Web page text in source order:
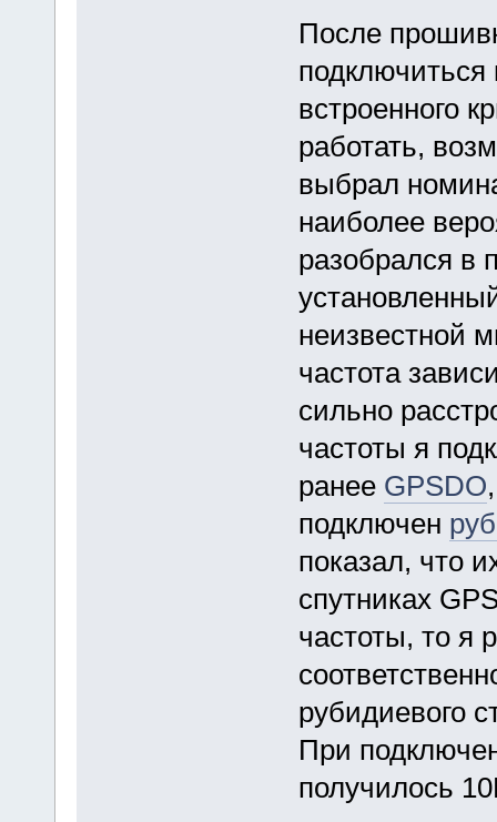
После
встроенного
работать,
выбрал
наиболее
разобрался в
неизвестной
частота
сильно
частоты я
ранее GPSDO
подключен
показал, что
спутниках
частоты, то я
рубидиевого
При
получилось